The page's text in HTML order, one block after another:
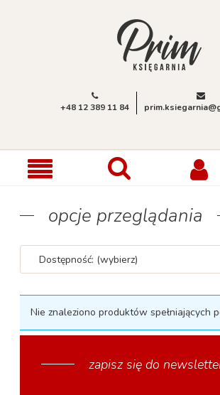
+48 12 389 11 84
opcje przeglądania
Dostępność: (wybierz)
Nie znaleziono produktów spełniających
zapisz się do